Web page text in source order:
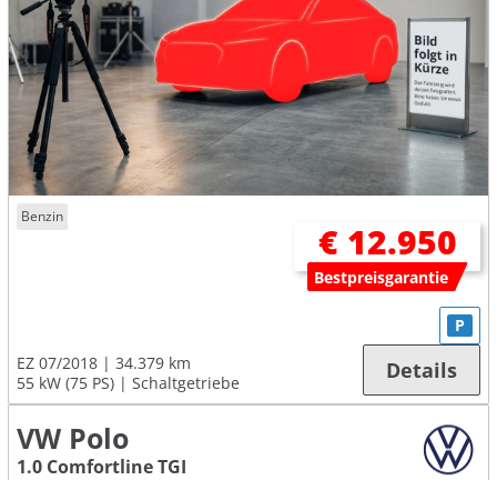
Benzin
€ 12.950
Bestpreisgarantie
EZ 07/2018
34.379 km
55 kW (75 PS)
Schaltgetriebe
P
Details
VW Polo
1.0 Comfortline TGI